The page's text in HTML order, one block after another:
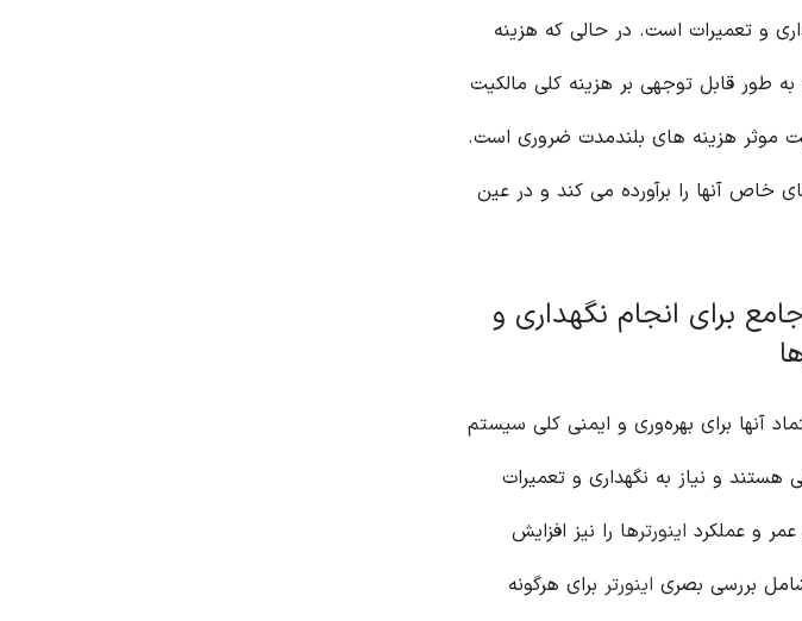
و تعمیرات است. در حالی که هزینه
طور قابل توجهی بر هزینه کلی مالکیت
موثر هزینه های بلندمدت ضروری است.
خاص آنها را برآورده می کند و در عین
برای انجام نگهداری و
آنها برای بهره‌وری و ایمنی کلی سیستم
هستند و نیاز به نگهداری و تعمیرات
و عملکرد اینورترها را نیز افزایش
بررسی بصری اینورتر برای هرگونه